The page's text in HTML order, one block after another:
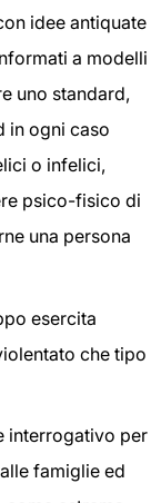
idee antiquate
a modelli
uno standard,
in ogni caso
o infelici,
psico-fisico di
una persona
esercita
che tipo
interrogativo per
famiglie ed